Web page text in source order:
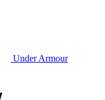
Under Armour